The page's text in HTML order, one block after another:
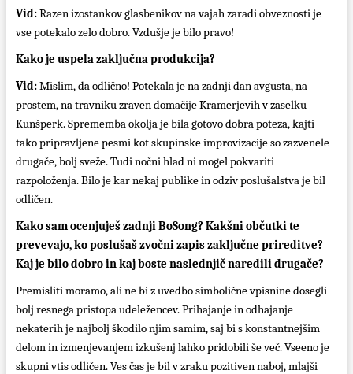
Vid:Razen izostankov glasbenikov na vajah zaradi obveznosti je
vse potekalo zelo dobro. Vzdušje je bilo pravo!
Kako je uspela zaključna produkcija?
Vid:Mislim, da odlično! Potekala je na zadnji dan avgusta, na
prostem, na travniku zraven domačije Kramerjevih v zaselku
Kunšperk. Sprememba okolja je bila gotovo dobra poteza, kajti
tako pripravljene pesmi kot skupinske improvizacije so zazvenele
drugače, bolj sveže. Tudi nočni hlad ni mogel pokvariti
razpoloženja. Bilo je kar nekaj publike in odziv poslušalstva je bil
odličen.
Kako sam ocenjuješ zadnji BoSong? Kakšni občutki te
prevevajo, ko poslušaš zvočni zapis zaključne prireditve?
Kaj je bilo dobro in kaj boste naslednjič naredili drugače?
Premisliti moramo, ali ne bi z uvedbo simbolične vpisnine dosegli
bolj resnega pristopa udeležencev. Prihajanje in odhajanje
nekaterih je najbolj škodilo njim samim, saj bi s konstantnejšim
delom in izmenjevanjem izkušenj lahko pridobili še več. Vseeno je
skupni vtis odličen. Ves čas je bil v zraku pozitiven naboj, mlajši